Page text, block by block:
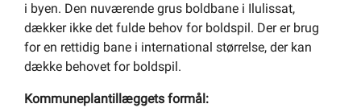
i byen. Den nuværende grus boldbane i Ilulissat,
dækker ikke det fulde behov for boldspil. Der er brug
for en rettidig bane i international størrelse, der kan
dække behovet for boldspil.
Kommuneplantillæggets formål: